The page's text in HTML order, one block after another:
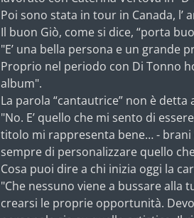
Poi sono stata in tour in Canada, l’
Il buon Giò, come si dice, “porta
"E’ una bella persona e un grande
Proprio nel periodo con Di Tonno
album".
La parola “cantautrice” non è detta
"No. E’ quello che mi sento di
titolo mi rappresenta bene… - brani
sempre di personalizzare quello
Cosa puoi dire a chi inizia oggi la
"Che nessuno viene a bussare alla
crearsi le proprie opportunità.